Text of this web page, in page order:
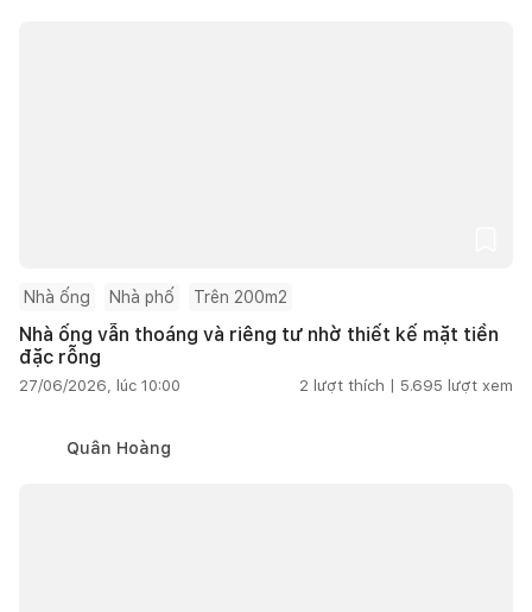
Nhà ống Nhà phố Trên 200m2
Nhà ống vẫn thoáng và riêng tư nhờ thiết kế mặt tiền
đặc rỗng
27/06/2026, lúc 10:00 2 lượt thích | 5.695 lượt xem
Quân Hoàng